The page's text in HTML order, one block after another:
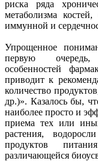
риска ряда
метаболизма
иммунной и
Упрощенное
первую очередь,
особенностей
приводит к
количество
др.)». Казалось бы,
наиболее просто и
приема тех или
растения,
продуктов
различающейся